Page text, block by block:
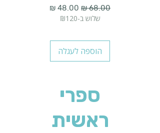
מחיר רגיל מחיר מבצע
שלוש ב-₪120
הוספה לעגלה
ספרי
ראשית